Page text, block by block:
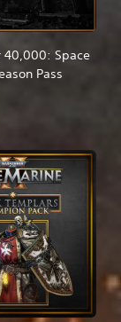
40,000: Space
Pass